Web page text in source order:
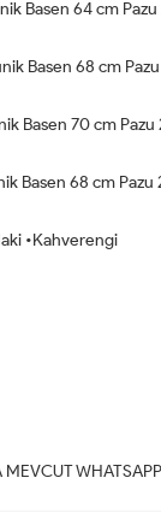
Basen 64 cm
Basen 68 cm
Basen 70 cm Pazu
Basen 68 cm Pazu
•Kahverengi